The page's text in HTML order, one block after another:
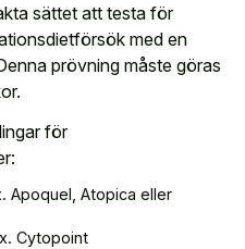
sättet att testa för
med en
prövning måste göras
för
Apoquel, Atopica eller
Cytopoint